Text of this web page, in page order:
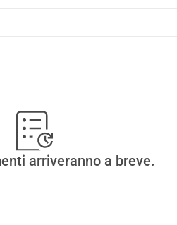
arriveranno a breve.